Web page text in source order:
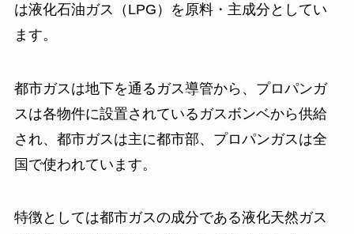
は液化石油ガス（LPG）を原料・主成分としてい
ます。
都市ガスは地下を通るガス導管から、プロパンガ
スは各物件に設置されているガスボンベから供給
され、都市ガスは主に都市部、プロパンガスは全
国で使われています。
特徴としては都市ガスの成分である液化天然ガス